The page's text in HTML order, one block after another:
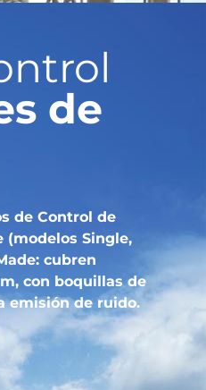
de
de Control de
(modelos Single,
cubren
con boquillas de
emisión de ruido.